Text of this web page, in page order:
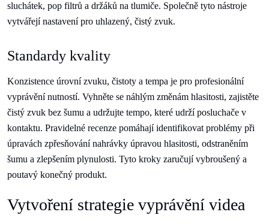
sluchátek, pop filtrů a držáků na tlumiče. Společně tyto nástroje
vytvářejí nastavení pro uhlazený, čistý zvuk.
Standardy kvality
Konzistence úrovní zvuku, čistoty a tempa je pro profesionální
vyprávění nutností. Vyhněte se náhlým změnám hlasitosti, zajistěte
čistý zvuk bez šumu a udržujte tempo, které udrží posluchače v
kontaktu. Pravidelné recenze pomáhají identifikovat problémy při
úpravách zpřesňování nahrávky úpravou hlasitosti, odstraněním
šumu a zlepšením plynulosti. Tyto kroky zaručují vybroušený a
poutavý konečný produkt.
Vytvoření strategie vyprávění videa